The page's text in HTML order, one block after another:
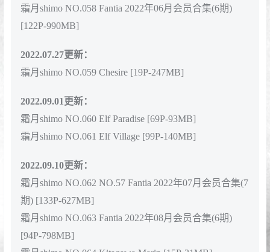
霜月shimo NO.053 黑江雫 [28P-703MB]
霜月shimo NO.054 Ganyu [12P-107MB]
2022.06.17更新：
霜月shimo NO.055 Fantia 2022年01-05月会员合集(29期)
2022.06.18更新：
霜月shimo NO.056 Hololive 角卷綿芽 [13P-178MB]
2022.07.03更新：
霜月shimo NO.057 Yor Forger [24P-46MB]
2022.07.06更新：
霜月shimo NO.058 Fantia 2022年06月会员合集(6期)